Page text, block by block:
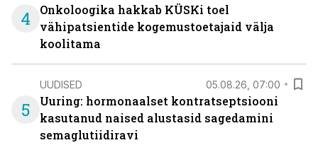
4
Onkoloogika hakkab KÜSKi toel
vähipatsientide kogemustoetajaid välja
koolitama
5
UUDISED 05.08.26, 07:00
Uuring: hormonaalset kontratseptsiooni
kasutanud naised alustasid sagedamini
semaglutiidiravi